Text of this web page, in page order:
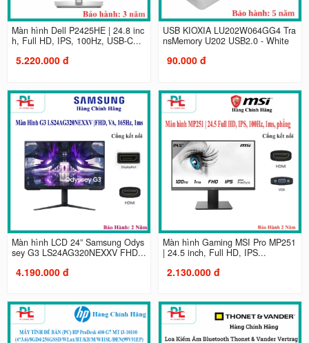
Màn hình Dell P2425HE | 24.8 inc
h, Full HD, IPS, 100Hz, USB-C...
5.220.000 đ
USB KIOXIA LU202W064GG4 Tra
nsMemory U202 USB2.0 - White
90.000 đ
Màn hình LCD 24” Samsung Odys
sey G3 LS24AG320NEXXV FHD...
4.190.000 đ
Màn hình Gaming MSI Pro MP251
| 24.5 inch, Full HD, IPS...
2.130.000 đ